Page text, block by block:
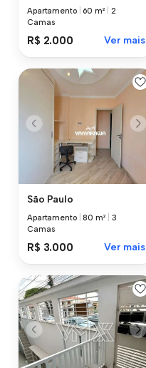
Apartamento 60 m²
2
Camas
R$ 2.000 Ver mais
São Paulo
Apartamento |80 m²
3
Camas
R$ 3.000 Ver mais